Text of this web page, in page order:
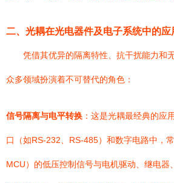
二、光耦在光电器件及电子系统中的应
凭借其优异的隔离特性、抗干扰能力和
众多领域扮演着不可替代的角色：
信号隔离与电平转换 ：这是光耦最经典的应
口（如RS-232、RS-485）和数字电路中，
MCU）的低压控制信号与电机驱动、继电器